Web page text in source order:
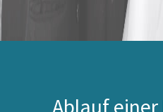
Ablauf einer